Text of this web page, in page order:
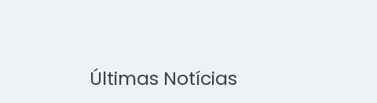
Últimas Notícias